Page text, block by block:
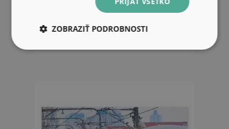
Fototapeta na stenu Dievčatá Na
Stanici Londýnskeho Metra
ZOBRAZIŤ PODROBNOSTI